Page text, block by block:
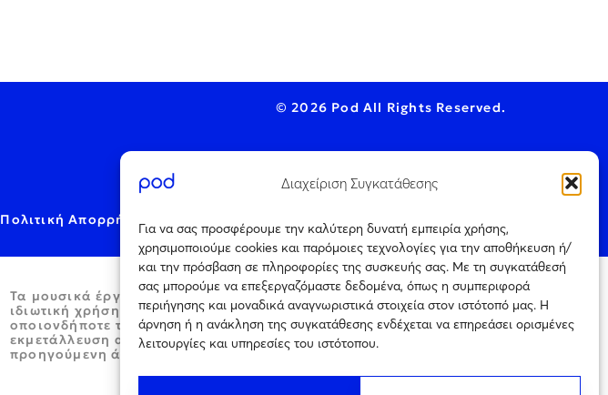
Διαχείριση Συγκατάθεσης
Για να σας προσφέρουμε την καλύτερη δυνατή εμπειρία χρήσης,
χρησιμοποιούμε cookies και παρόμοιες τεχνολογίες για την αποθήκευση ή/
και την πρόσβαση σε πληροφορίες της συσκευής σας. Με τη συγκατάθεσή
σας μπορούμε να επεξεργαζόμαστε δεδομένα, όπως η συμπεριφορά
περιήγησης και μοναδικά αναγνωριστικά στοιχεία στον ιστότοπό μας. Η
άρνηση ή η ανάκληση της συγκατάθεσης ενδέχεται να επηρεάσει ορισμένες
λειτουργίες και υπηρεσίες του ιστότοπου.
© 2026 Pod All Rights Reserved.
Πολιτική Απορρήτου Cookie Policy
Τα μουσικά έργα παρέχονται μόνο για
ιδιωτική χρήση και απαγορεύεται η με
οποιονδήποτε τρόπο περαιτέρω
εκμετάλλευση αυτών χωρίς την
προηγούμενη άδεια.
Πιστοποίηση
επιχείρησης
ηλεκτρονικού τύπου
242754